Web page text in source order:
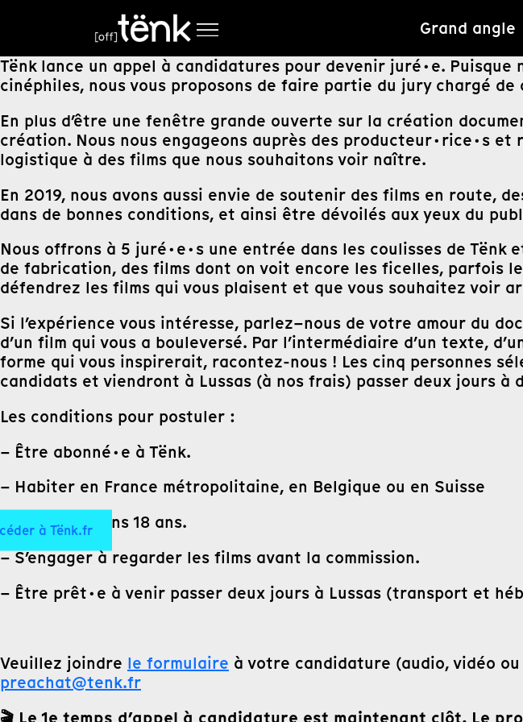
Grand angle
à Tënk.fr
Tënk lance un appel à candidatures pour devenir juré·e. Puisque
cinéphiles, nous vous proposons de faire partie du jury chargé
En plus d’être une fenêtre grande ouverte sur la création
création. Nous nous engageons auprès des producteur·rice·s
logistique à des films que nous souhaitons voir naître.
En 2019, nous avons aussi envie de soutenir des films en route,
dans de bonnes conditions, et ainsi être dévoilés aux yeux du
Nous offrons à 5 juré·e·s une entrée dans les coulisses de
de fabrication, des films dont on voit encore les ficelles, parfois
défendrez les films qui vous plaisent et que vous souhaitez voir
Si l’expérience vous intéresse, parlez–nous de votre amour du
d’un film qui vous a bouleversé. Par l’intermédiaire d’un texte,
forme qui vous inspirerait, racontez-nous ! Les cinq personnes
candidats et viendront à Lussas (à nos frais) passer deux jours
Les conditions pour postuler :
– Être abonné·e à Tënk.
– Habiter en France métropolitaine, en Belgique ou en Suisse
– Avoir au moins 18 ans.
– S’engager à regarder les films avant la commission.
– Être prêt·e à venir passer deux jours à Lussas (transport et
Veuillez joindre le formulaire à votre candidature (audio, vidéo
preachat@tenk.fr